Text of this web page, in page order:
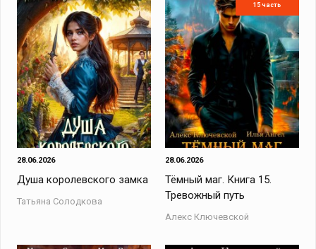
28.06.2026
Душа королевского замка
Татьяна Солодкова
15 часть
28.06.2026
Тёмный маг. Книга 15.
Тревожный путь
Алекс Ключевской